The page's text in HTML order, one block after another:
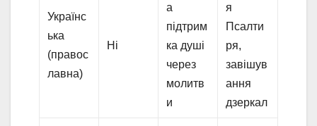
Українс
ька
(правос
лавна)
Ні
а
підтрим
ка душі
через
молитв
и
я
Псалти
ря,
завішув
ання
дзеркал